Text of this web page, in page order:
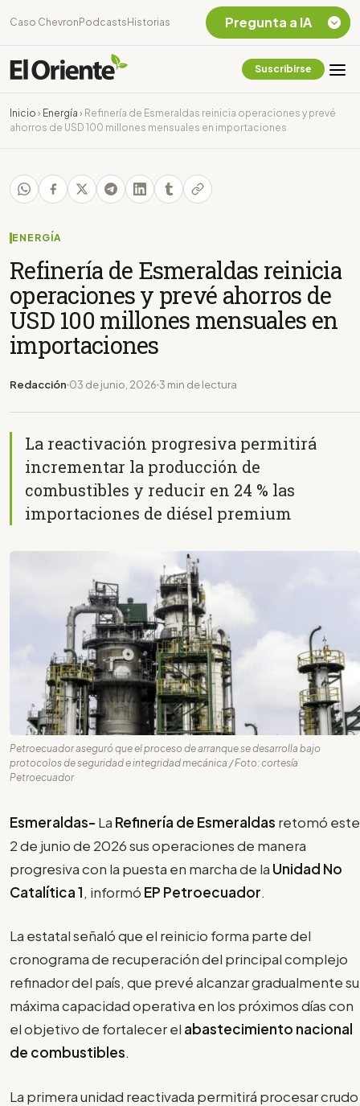
Caso Chevron Podcasts Historias
Suscribirse
Inicio › Energía › Refinería de Esmeraldas reinicia operaciones y prevé
ahorros de USD 100 millones mensuales en importaciones
ENERGÍA
Refinería de Esmeraldas reinicia
operaciones y prevé ahorros de
USD 100 millones mensuales en
importaciones
Redacción 03 de junio, 2026 3 min de lectura
La reactivación progresiva permitirá
incrementar la producción de
combustibles y reducir en 24 % las
importaciones de diésel premium
Petroecuador aseguró que el proceso de arranque se desarrolla bajo
protocolos de seguridad e integridad mecánica / Foto: cortesía
Petroecuador
Esmeraldas- La Refinería de Esmeraldas retomó este
2 de junio de 2026 sus operaciones de manera
progresiva con la puesta en marcha de la Unidad No
Catalítica 1, informó EP Petroecuador.
La estatal señaló que el reinicio forma parte del
cronograma de recuperación del principal complejo
refinador del país, que prevé alcanzar gradualmente su
máxima capacidad operativa en los próximos días con
el objetivo de fortalecer el abastecimiento nacional
de combustibles.
La primera unidad reactivada permitirá procesar crudo
Pregunta a IA
Chevron Ecuador